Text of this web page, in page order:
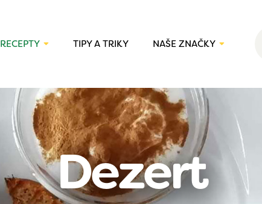
RECEPTY TIPY A TRIKY NAŠE ZNAČKY
Dezert